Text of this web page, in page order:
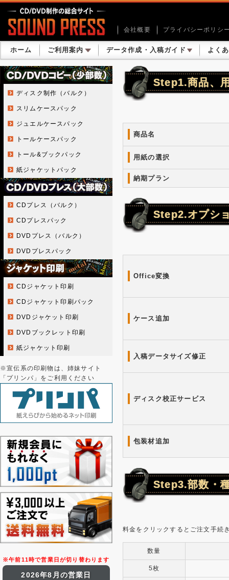
会社概要 プライバシーポリシ
ホーム ご利用案内 データ作成・入稿ガイド よく
ディスク制作（バルク）
スリムケースパック
ジュエルケースパック
トールケースパック
トール&ブックパック
紙ジャケットパック
CDプレス（バルク）
CDプレスパック
DVDプレス（バルク）
DVDプレスパック
CDジャケット印刷
CDジャケット印刷パック
DVDジャケット印刷
DVDブックレット印刷
紙ジャケット印刷
※宣伝系の印刷物は、姉妹サイト
「プリンパ」をご利用ください
※午前11時で営業日が切り替わります
2026年8月の営業日
Step1.商品、
商品名
用紙の選択
納期プラン
Step2.オプシ
Office変換
ケース追加
入稿データサイズ修正
ディスク校正サービス
包装材追加
Step3.部数・
料金をクリックするとご注文手続
数量
5枚